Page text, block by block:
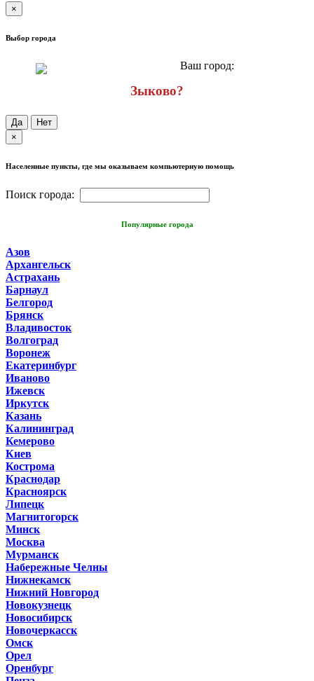
×
Выбор города
Ваш город:
Зыково?
Да
Нет
×
Населенные пункты, где мы оказываем компьютерную помощь
Поиск города:
Популярные города
Азов
Архангельск
Астрахань
Барнаул
Белгород
Брянск
Владивосток
Волгоград
Воронеж
Екатеринбург
Иваново
Ижевск
Иркутск
Казань
Калининград
Кемерово
Киев
Кострома
Краснодар
Красноярск
Липецк
Магнитогорск
Минск
Москва
Мурманск
Набережные Челны
Нижнекамск
Нижний Новгород
Новокузнецк
Новосибирск
Новочеркасск
Омск
Орел
Оренбург